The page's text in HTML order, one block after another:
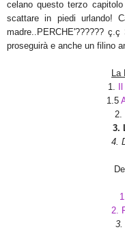
celano questo terzo
scattare in piedi urlando!
madre..PERCHE'??????
proseguirà e anche un filino
La
1. Il
1.5
2.
3.
4.
2.
3.